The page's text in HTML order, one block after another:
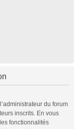
du forum
inscrits. En vous
fonctionnalités